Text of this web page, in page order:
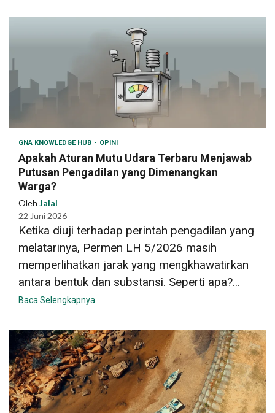
GNA KNOWLEDGE HUB OPINI
Apakah Aturan Mutu Udara Terbaru Menjawab
Putusan Pengadilan yang Dimenangkan
Warga?
Oleh Jalal
22 Juni 2026
Ketika diuji terhadap perintah pengadilan yang
melatarinya, Permen LH 5/2026 masih
memperlihatkan jarak yang mengkhawatirkan
antara bentuk dan substansi. Seperti apa?...
Baca Selengkapnya